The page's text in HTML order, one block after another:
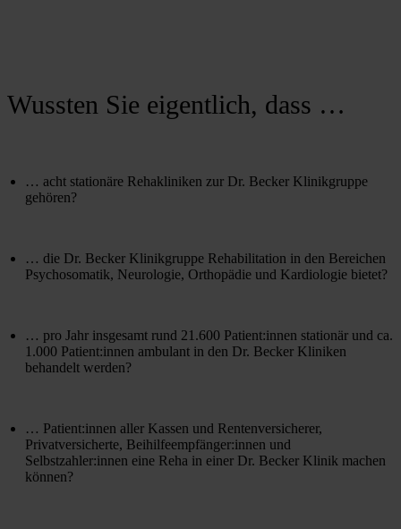
Wussten Sie eigentlich, dass …
… acht stationäre Rehakliniken zur Dr. Becker Klinikgruppe
gehören?
… die Dr. Becker Klinikgruppe Rehabilitation in den Bereichen
Psychosomatik, Neurologie, Orthopädie und Kardiologie bietet?
… pro Jahr insgesamt rund 21.600 Patient:innen stationär und ca.
1.000 Patient:innen ambulant in den Dr. Becker Kliniken
behandelt werden?
… Patient:innen aller Kassen und Rentenversicherer,
Privatversicherte, Beihilfeempfänger:innen und
Selbstzahler:innen eine Reha in einer Dr. Becker Klinik machen
können?